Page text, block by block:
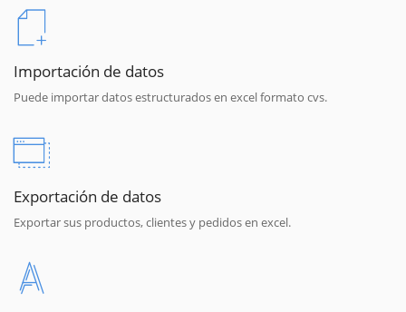
Importación de datos
Puede importar datos estructurados en excel formato cvs.
Exportación de datos
Exportar sus productos, clientes y pedidos en excel.